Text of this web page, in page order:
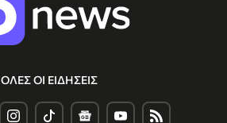
ΟΛΕΣ ΟΙ ΕΙΔΗΣΕΙΣ